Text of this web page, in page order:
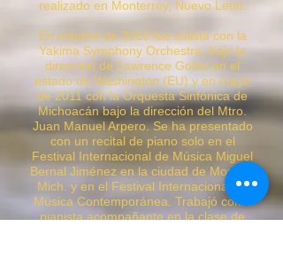
realizado en Monterrey, Nuevo León.
En octubre de 2010 fue solista con la
Yakima Symphony Orchestra, bajo la
dirección de Lawrence Golan en el
estado de Washington (EU) y en mayo
de 2011 con la Orquesta Sinfónica de
Michoacán bajo la dirección del Mtro.
Juan Manuel Arpero. Se ha presentado
con un recital de piano solo en el
Festival Internacional de Música Miguel
Bernal Jiménez en la ciudad de Morelia,
Mich. y en el Festival Internacional de
Música Contemporánea. Trabajó como
pianista acompañante en la clase de